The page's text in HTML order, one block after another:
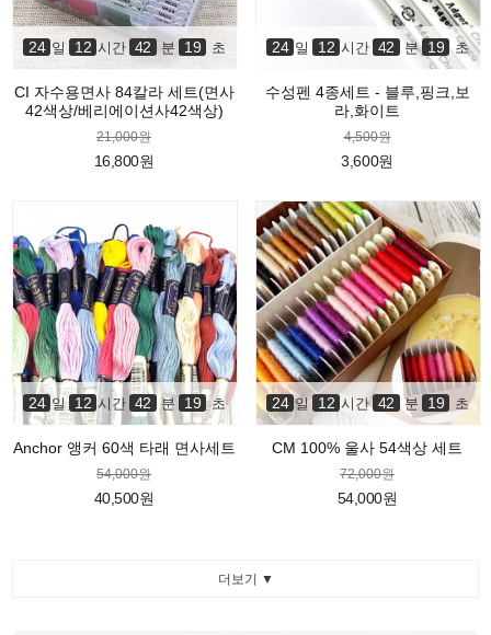
24 일 12 시간 42 분 18 초
CI 자수용면사 84칼라 세트(면사
42색상/베리에이션사42색상)
21,000원
16,800원
24 일 12 시간 42 분 18 초
수성펜 4종세트 - 블루,핑크,보
라,화이트
4,500원
3,600원
24 일 12 시간 42 분 18 초
Anchor 앵커 60색 타래 면사세트
54,000원
40,500원
24 일 12 시간 42 분 18 초
CM 100% 울사 54색상 세트
72,000원
54,000원
더보기 ▼